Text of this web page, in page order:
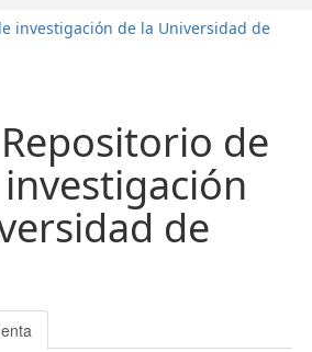
investigación de la Universidad de
de
de